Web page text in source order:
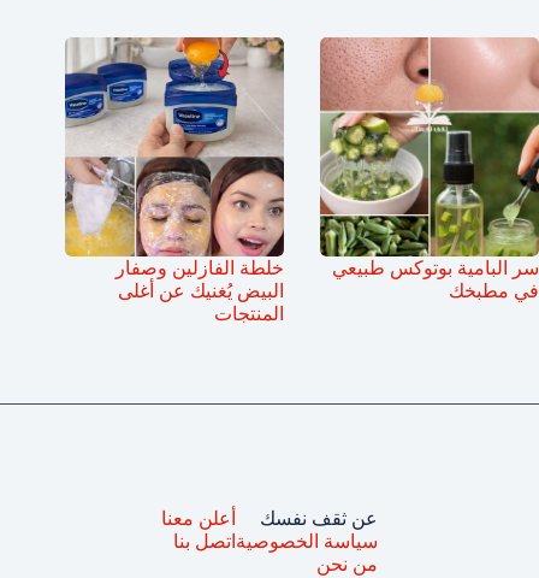
سر البامية بوتوكس طبيعي
في مطبخك
خلطة الفازلين وصفار
البيض يُغنيك عن أغلى
المنتجات
عن ثقف نفسك
سياسة الخصوصية
من نحن
أعلن معنا
اتصل بنا